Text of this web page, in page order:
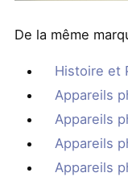
De la même
Histoire et
Appareils
Appareils
Appareils
Appareils